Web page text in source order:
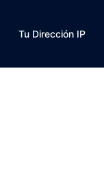
Tu Dirección IP